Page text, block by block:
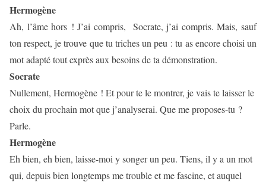
Hermogène
Ah, l’âme hors ! J’ai compris,
Socrate, j’ai compris. Mais, sauf
ton respect, je trouve que tu triches un peu : tu as encore choisi un
mot adapté tout exprès aux besoins de ta démonstration.
Socrate
Nullement, Hermogène ! Et pour te le montrer, je vais te laisser le
choix du prochain mot que j’analyserai. Que me proposes-tu ?
Parle.
Hermogène
Eh bien, eh bien, laisse-moi y songer un peu. Tiens, il y a un mot
qui, depuis bien longtemps me trouble et me fascine, et auquel